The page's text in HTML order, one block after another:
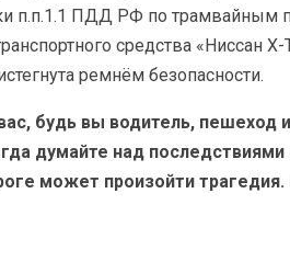
п.п.1.1 ПДД РФ по трамвайным
средства «Ниссан Х-
ремнём безопасности.
будь вы водитель, пешеход
думайте над последствиями
может произойти трагедия.